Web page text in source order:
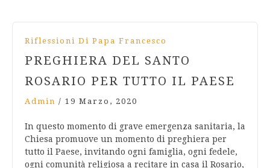
Riflessioni Di Papa Francesco
PREGHIERA DEL SANTO
ROSARIO PER TUTTO IL PAESE
Admin / 19 Marzo, 2020
In questo momento di grave emergenza sanitaria, la
Chiesa promuove un momento di preghiera per
tutto il Paese, invitando ogni famiglia, ogni fedele,
ogni comunità religiosa a recitare in casa il Rosario,